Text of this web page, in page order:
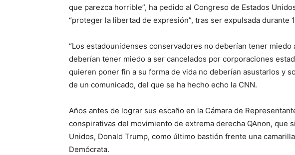
que parezca horrible”, ha pedido al Congreso de Estados
“proteger la libertad de expresión”, tras ser expulsada durante
“Los estadounidenses conservadores no deberían tener miedo
deberían tener miedo a ser cancelados por corporaciones
quieren poner fin a su forma de vida no deberían asustarlos y
de un comunicado, del que se ha hecho echo la CNN.
Años antes de lograr sus escaño en la Cámara de
conspirativas del movimiento de extrema derecha QAnon, que
Unidos, Donald Trump, como último bastión frente una
Demócrata.